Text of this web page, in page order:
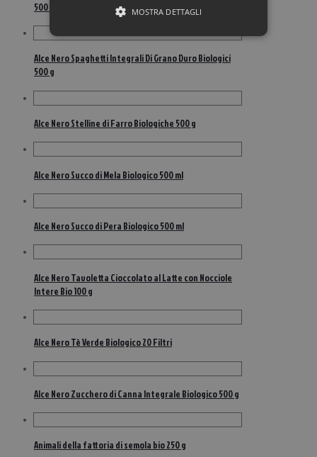
500 ml
Alce Nero Spaghetti Integrali Di Grano Duro Biologici
500 g
Alce Nero Stelline di Farro Biologiche 500 g
Alce Nero Succo di Mela Biologico 500 ml
Alce Nero Succo di Pera Biologico 500 ml
Alce Nero Tavoletta Cioccolato al Latte con Nocciole
Intere Bio 100 g
Alce Nero Tè Verde Biologico 20 Filtri
Alce Nero Zucchero di Canna Integrale Biologico 500 g
Animali della fattoria di semola bio 250 g
MOSTRA DETTAGLI